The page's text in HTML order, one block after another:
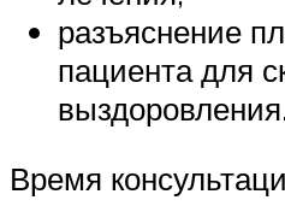
разъяснение
пациента для
Время